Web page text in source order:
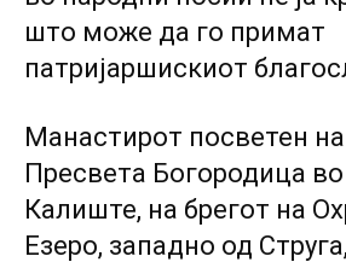
што може да го примат
патријаршискиот
Манастирот посветен
Пресвета Богородица
Калиште, на брегот на
Езеро, западно од